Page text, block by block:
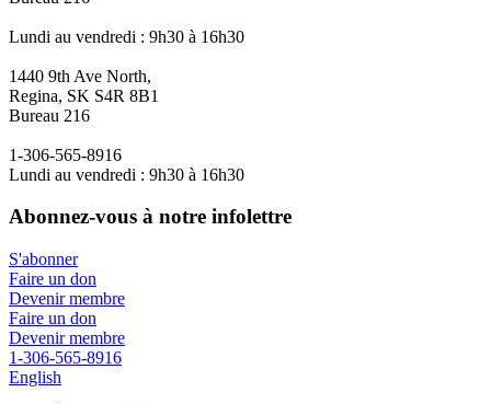
Lundi au vendredi : 9h30 à 16h30
1440 9th Ave North,
Regina, SK S4R 8B1
Bureau 216
1-306-565-8916
Lundi au vendredi : 9h30 à 16h30
Abonnez-vous à notre infolettre
S'abonner
Faire un don
Devenir membre
Faire un don
Devenir membre
1-306-565-8916
English